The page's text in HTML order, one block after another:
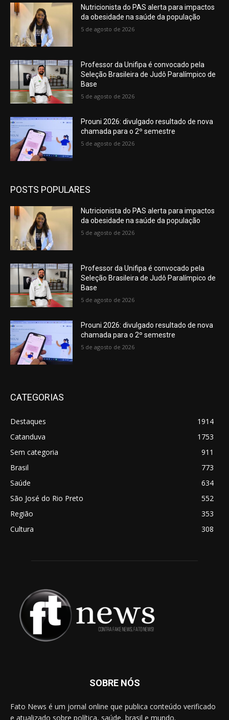
Nutricionista do PAS alerta para impactos
da obesidade na saúde da população
5 de agosto de 2026
Professor da Unifipa é convocado pela
Seleção Brasileira de Judô Paralímpico de
Base
5 de agosto de 2026
Prouni 2026: divulgado resultado de nova
chamada para o 2º semestre
5 de agosto de 2026
POSTS POPULARES
Nutricionista do PAS alerta para impactos
da obesidade na saúde da população
5 de agosto de 2026
Professor da Unifipa é convocado pela
Seleção Brasileira de Judô Paralímpico de
Base
5 de agosto de 2026
Prouni 2026: divulgado resultado de nova
chamada para o 2º semestre
5 de agosto de 2026
CATEGORIAS
Destaques
1914
Catanduva
1753
Sem categoria
911
Brasil
773
Saúde
634
São José do Rio Preto
552
Região
353
Cultura
308
SOBRE NÓS
Fato News é um jornal online que publica conteúdo verificado
e atualizado sobre política, saúde, brasil e mundo.